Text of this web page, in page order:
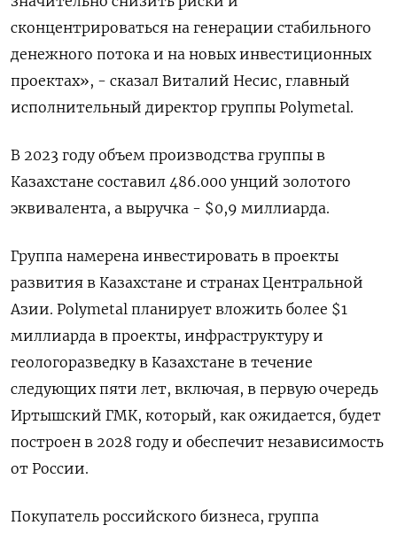
сконцентрироваться на генерации стабильного
денежного потока и на новых инвестиционных
проектах», - сказал Виталий Несис, главный
исполнительный директор группы Polymetal.
В 2023 году объем производства группы в
Казахстане составил 486.000 унций золотого
эквивалента, а выручка - $0,9 миллиарда.
Группа намерена инвестировать в проекты
развития в Казахстане и странах Центральной
Азии. Polymetal планирует вложить более $1
миллиарда в проекты, инфраструктуру и
геологоразведку в Казахстане в течение
следующих пяти лет, включая, в первую очередь
Иртышский ГМК, который, как ожидается, будет
построен в 2028 году и обеспечит независимость
от России.
Покупатель российского бизнеса, группа